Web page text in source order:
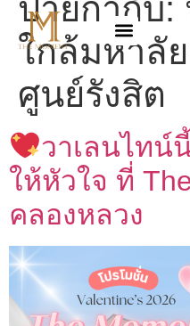
ป้ายกำกับ:
ใกล้มหาลั
ศูนย์รังสิต
วาเลนไทน์
ให้หัวใจ ที่
คลองหลวง